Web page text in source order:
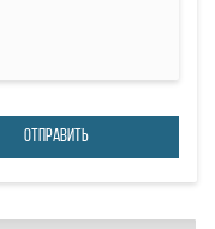
ОТПРАВИТЬ